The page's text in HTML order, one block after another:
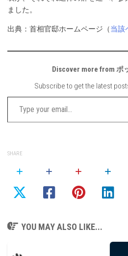
ました。
出典：首相官邸ホームページ（当該
Discover more from ポ
Subscribe to get the latest
Type your email…
SHARE
YOU MAY ALSO LIKE...